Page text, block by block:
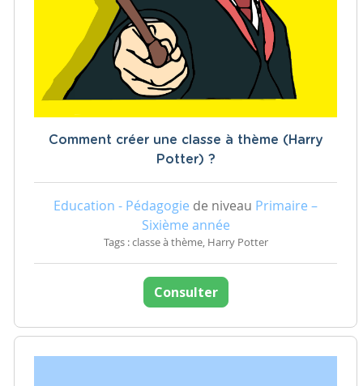
Comment créer une classe à thème (Harry
Potter) ?
Education - Pédagogie de niveau Primaire –
Sixième année
Tags : classe à thème, Harry Potter
Consulter